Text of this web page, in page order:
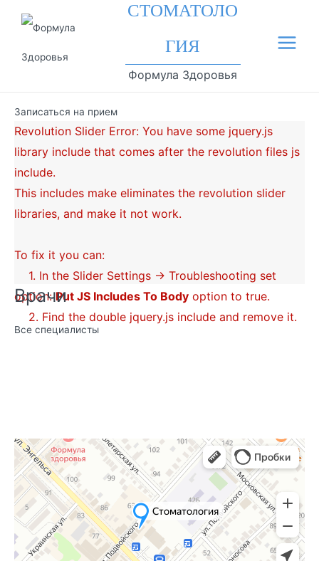
СТОМАТОЛО
ГИЯ
Формула Здоровья
Main
Записаться на прием
Revolution Slider Error: You have some jquery.js
library include that comes after the revolution files js
include.
This includes make eliminates the revolution slider
libraries, and make it not work.
To fix it you can:
1. In the Slider Settings -> Troubleshooting set
option:Put JS Includes To Body option to true.
2. Find the double jquery.js include and remove it.
Врачи
Все специалисты